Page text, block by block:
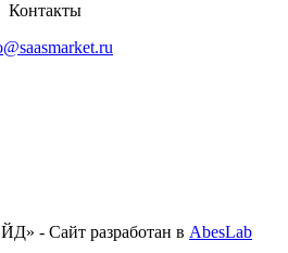
Контакты
- Сайт разработан в AbesLab